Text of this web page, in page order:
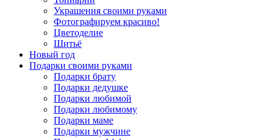
Украшения своими руками
Фотографируем красиво!
Цветоделие
Шитьё
Новый год
Подарки своими руками
Подарки брату
Подарки дедушке
Подарки любимой
Подарки любимому
Подарки маме
Подарки мужчине